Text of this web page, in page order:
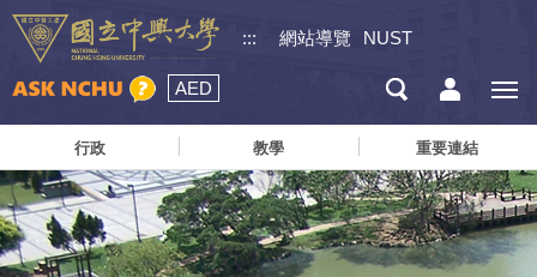
::: 網站導覽 NUST
AED
行政 教學 重要連結